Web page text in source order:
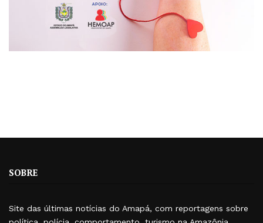
SOBRE
Site das últimas notícias do Amapá, com reportagens sobre